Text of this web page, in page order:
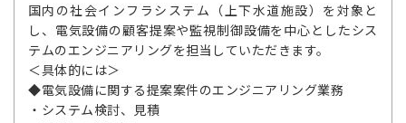
国内の社会インフラシステム（上下水道施設）を対象と
し、電気設備の顧客提案や監視制御設備を中心としたシス
テムのエンジニアリングを担当していただきます。
＜具体的には＞
◆電気設備に関する提案案件のエンジニアリング業務
・システム検討、見積